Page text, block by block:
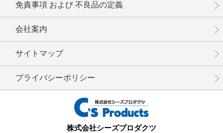
No.17-077 No.17-076 No.17-074
No.17-072
株式会社シーズプロダクツ
免責事項 および 不良品の定義
会社案内
サイトマップ
プライバシーポリシー